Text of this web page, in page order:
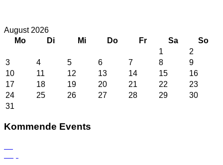
August 2026
Mo
Di Mi Do Fr Sa
So
1
2
3
4 5 6 7 8
9
10
11 12 13 14 15
16
17
18 19 20 21 22
23
24
25 26 27 28 29
30
31
Kommende Events